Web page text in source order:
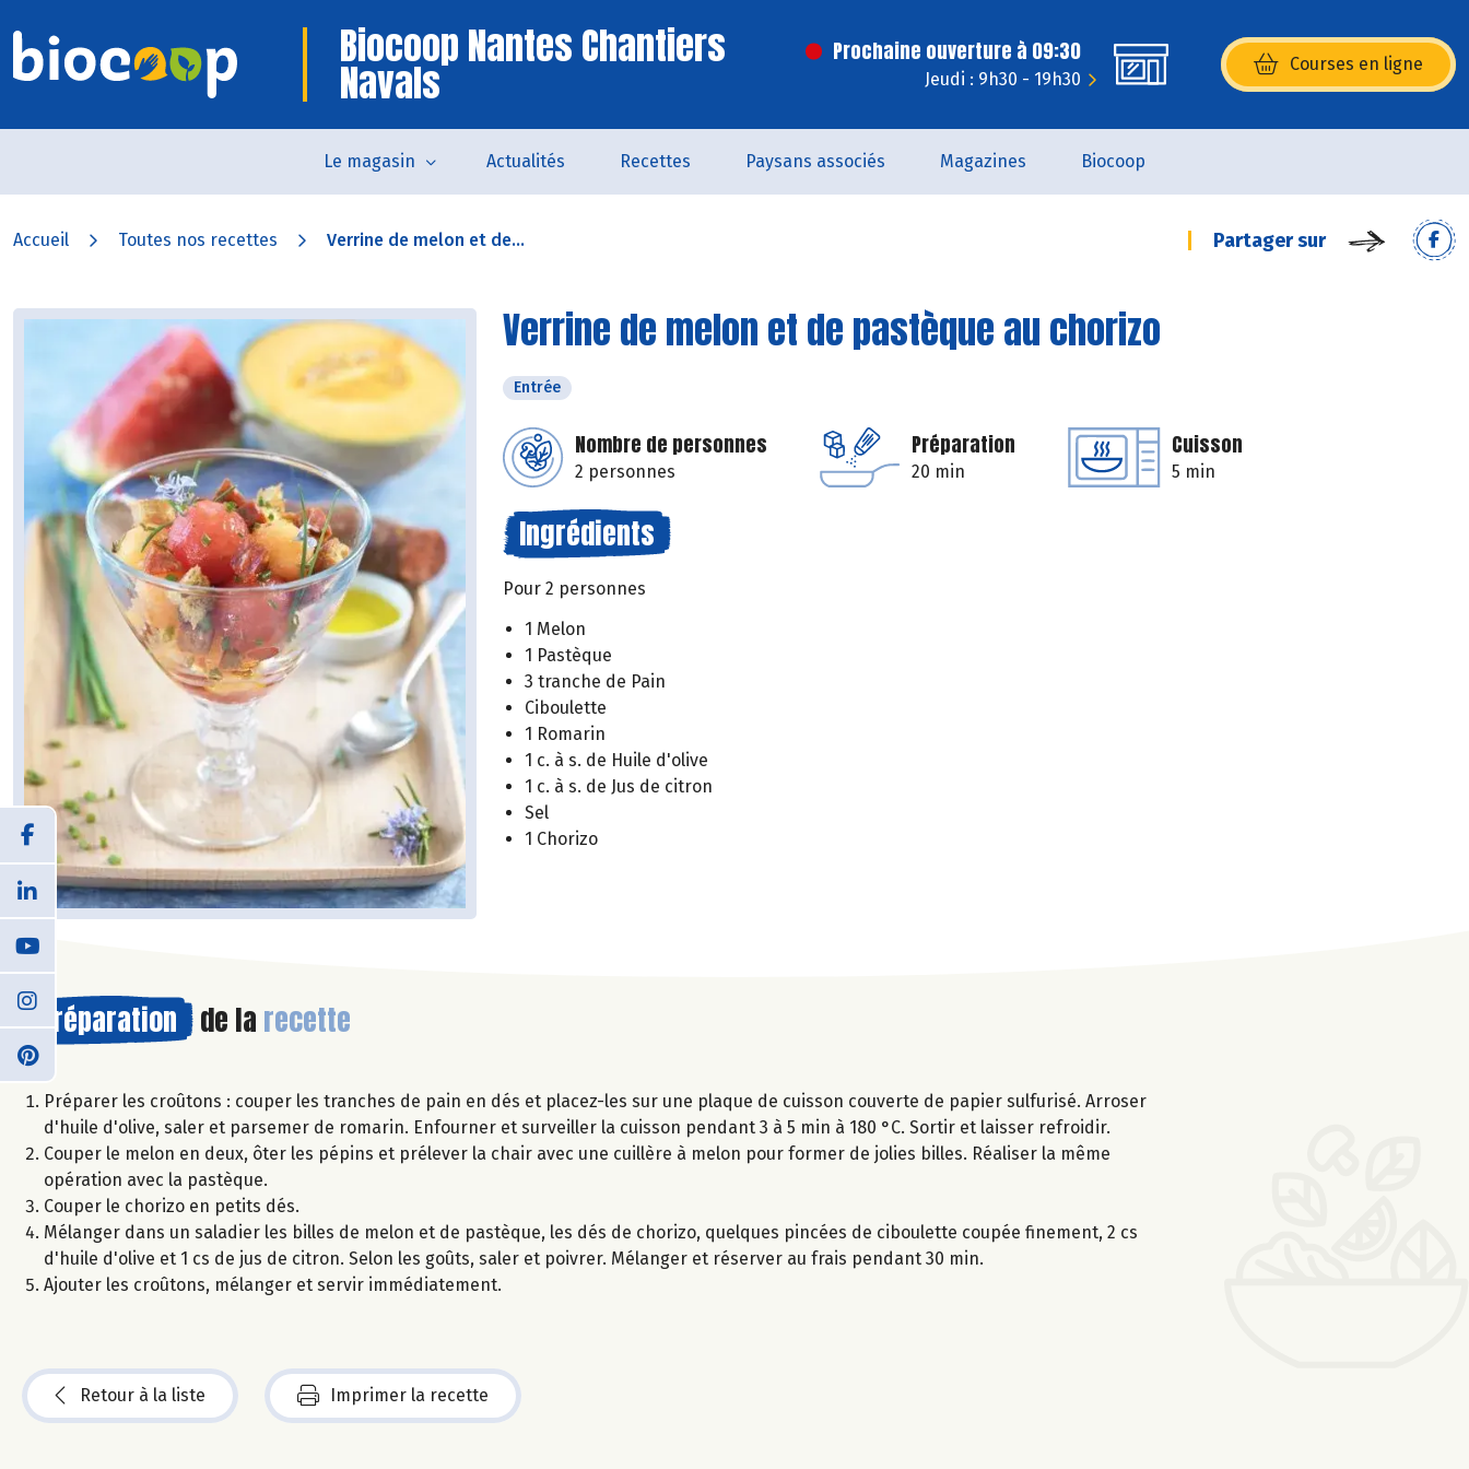
Biocoop Nantes Chantiers
Navals
Prochaine ouverture à 09:30
Jeudi : 9h30 - 19h30
Courses en ligne
(s’ouvre dans une nouvelle
Le magasin Actualités Recettes Paysans associés Magazines Biocoop
Accueil Toutes nos recettes Verrine de melon et de... Partager sur
Verrine de melon et de pastèque au chorizo
Entrée
Nombre de personnes
2 personnes
Préparation
20 min
Cuisson
5 min
Ingrédients
Pour 2 personnes
1 Melon
1 Pastèque
3 tranche de Pain
Ciboulette
1 Romarin
1 c. à s. de Huile d'olive
1 c. à s. de Jus de citron
Sel
1 Chorizo
Préparation de la recette
Préparer les croûtons : couper les tranches de pain en dés et placez-les sur une plaque de cuisson couverte de papier sulfurisé. Arroser
d'huile d'olive, saler et parsemer de romarin. Enfourner et surveiller la cuisson pendant 3 à 5 min à 180 °C. Sortir et laisser refroidir.
Couper le melon en deux, ôter les pépins et prélever la chair avec une cuillère à melon pour former de jolies billes. Réaliser la même
opération avec la pastèque.
Couper le chorizo en petits dés.
Mélanger dans un saladier les billes de melon et de pastèque, les dés de chorizo, quelques pincées de ciboulette coupée finement, 2 cs
d'huile d'olive et 1 cs de jus de citron. Selon les goûts, saler et poivrer. Mélanger et réserver au frais pendant 30 min.
Ajouter les croûtons, mélanger et servir immédiatement.
Retour à la liste Imprimer la recette